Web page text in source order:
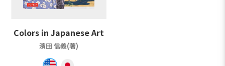
Colors in Japanese Art
濱田 信義(著)